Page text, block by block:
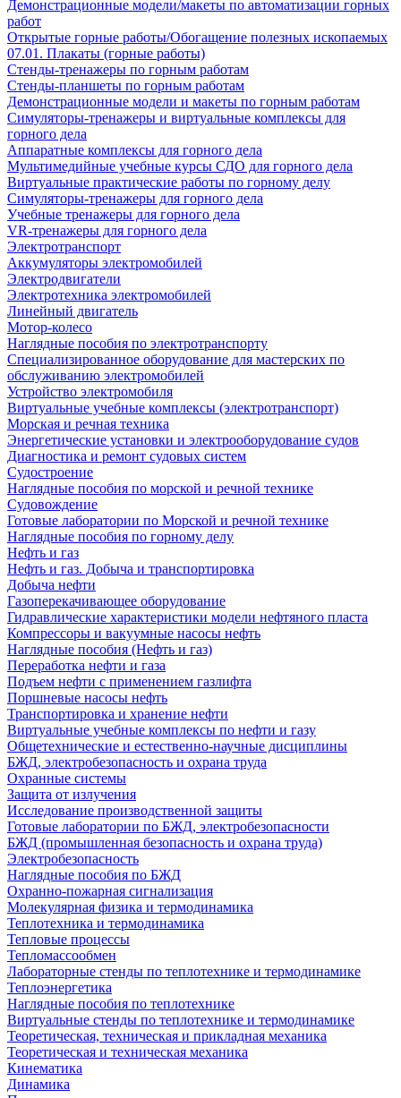
Демонстрационные модели/макеты по автоматизации горных
работ
Открытые горные работы/Обогащение полезных ископаемых
07.01. Плакаты (горные работы)
Стенды-тренажеры по горным работам
Стенды-планшеты по горным работам
Демонстрационные модели и макеты по горным работам
Симуляторы-тренажеры и виртуальные комплексы для
горного дела
Аппаратные комплексы для горного дела
Мультимедийные учебные курсы СДО для горного дела
Виртуальные практические работы по горному делу
Симуляторы-тренажеры для горного дела
Учебные тренажеры для горного дела
VR-тренажеры для горного дела
Электротранспорт
Аккумуляторы электромобилей
Электродвигатели
Электротехника электромобилей
Линейный двигатель
Мотор-колесо
Наглядные пособия по электротранспорту
Специализированное оборудование для мастерских по
обслуживанию электромобилей
Устройство электромобиля
Виртуальные учебные комплексы (электротранспорт)
Морская и речная техника
Энергетические установки и электрооборудование судов
Диагностика и ремонт судовых систем
Судостроение
Наглядные пособия по морской и речной технике
Судовождение
Готовые лаборатории по Морской и речной технике
Наглядные пособия по горному делу
Нефть и газ
Нефть и газ. Добыча и транспортировка
Добыча нефти
Газоперекачивающее оборудование
Гидравлические характеристики модели нефтяного пласта
Компрессоры и вакуумные насосы нефть
Наглядные пособия (Нефть и газ)
Переработка нефти и газа
Подъем нефти с применением газлифта
Поршневые насосы нефть
Транспортировка и хранение нефти
Виртуальные учебные комплексы по нефти и газу
Общетехнические и естественно-научные дисциплины
БЖД, электробезопасность и охрана труда
Охранные системы
Защита от излучения
Исследование производственной защиты
Готовые лаборатории по БЖД, электробезопасности
БЖД (промышленная безопасность и охрана труда)
Электробезопасность
Наглядные пособия по БЖД
Охранно-пожарная сигнализация
Молекулярная физика и термодинамика
Теплотехника и термодинамика
Тепловые процессы
Тепломассообмен
Лабораторные стенды по теплотехнике и термодинамике
Теплоэнергетика
Наглядные пособия по теплотехнике
Виртуальные стенды по теплотехнике и термодинамике
Теоретическая, техническая и прикладная механика
Теоретическая и техническая механика
Кинематика
Динамика